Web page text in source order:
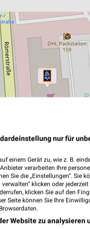
nur für
einem Gerät zu, wie z. B.
verarbeiten Ihre
Sie die „Einstellungen“. Sie
klicken oder
klicken Sie auf den
Seite können Sie Ihre
Website zu analysieren